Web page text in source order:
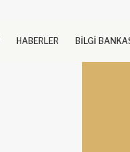
HABERLER BİLGİ